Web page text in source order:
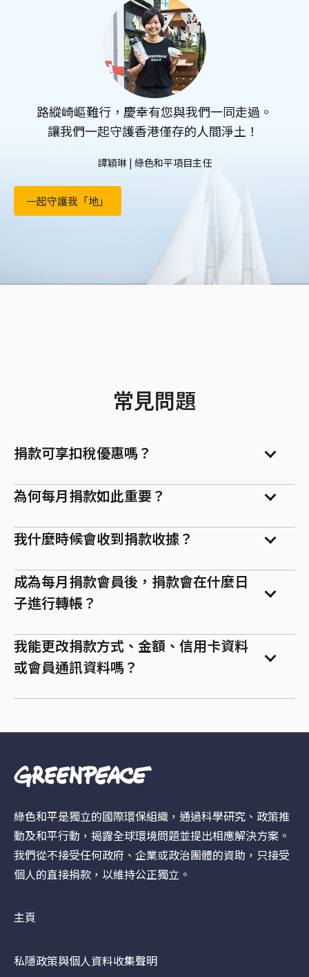
路縱崎嶇難行，慶幸有您與我們一同走過。
讓我們一起守護香港僅存的人間淨土！
譚穎琳 | 綠色和平項目主任
一起守護我「地」
常見問題
捐款可享扣稅優惠嗎？
為何每月捐款如此重要？
我什麼時候會收到捐款收據？
成為每月捐款會員後，捐款會在什麼日
子進行轉帳？
我能更改捐款方式、金額、信用卡資料
或會員通訊資料嗎？
綠色和平是獨立的國際環保組織，通過科學研究、政策推
動及和平行動，揭露全球環境問題並提出相應解決方案。
我們從不接受任何政府、企業或政治團體的資助，只接受
個人的直接捐款，以維持公正獨立。
主頁
私隱政策與個人資料收集聲明